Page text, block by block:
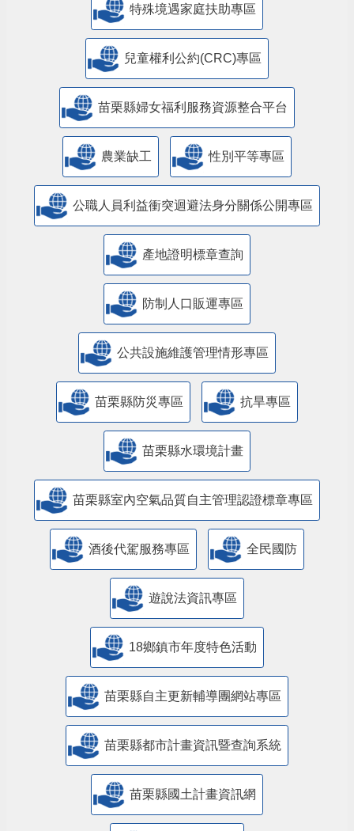
特殊境遇家庭扶助專區
兒童權利公約(CRC)專區
苗栗縣婦女福利服務資源整合平台
農業缺工 性別平等專區
公職人員利益衝突迴避法身分關係公開專區
產地證明標章查詢
防制人口販運專區
​公共設施維護管理情形專區
苗栗縣防災專區 抗旱專區
苗栗縣水環境計畫
苗栗縣室內空氣品質自主管理認證標章專區
酒後代駕服務專區 全民國防
遊說法資訊專區
18鄉鎮市年度特色活動
苗栗縣自主更新輔導團網站專區
苗栗縣都市計畫資訊暨查詢系統
苗栗縣國土計畫資訊網